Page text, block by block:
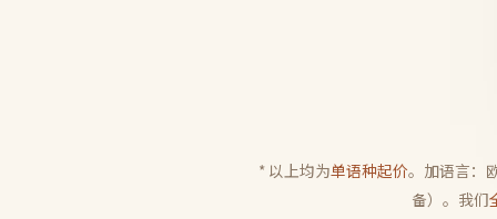
* 以上均为单语种起价。加语言：
备）。我们